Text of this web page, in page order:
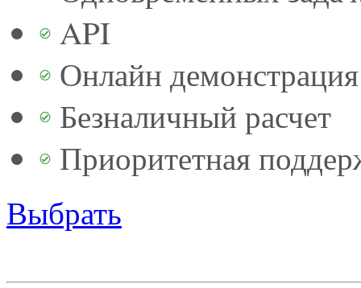
API
Онлайн
Безналичный расчет
Приоритетная
Выбрать